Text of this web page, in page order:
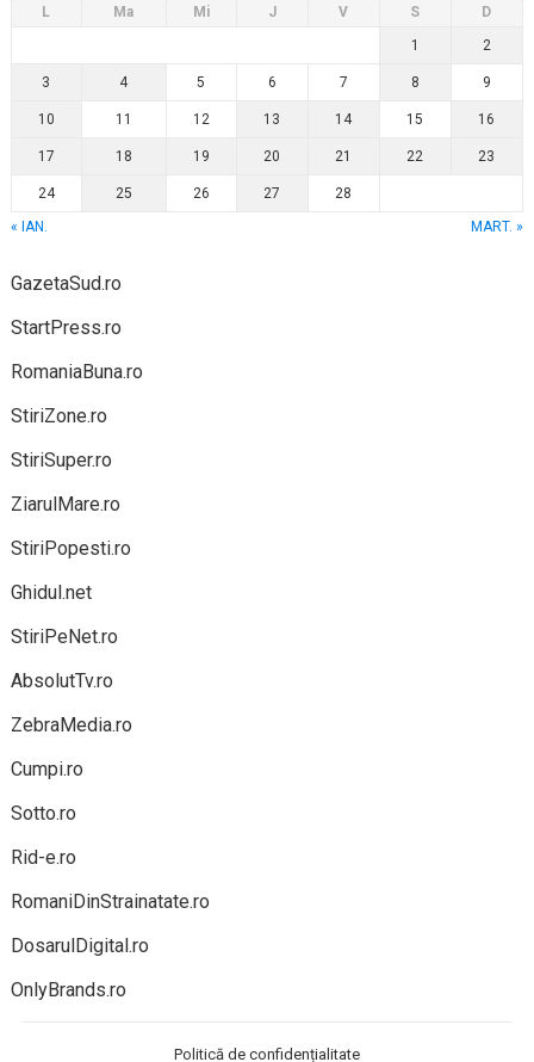
L Ma Mi J V S
D
1
2
3 4 5 6 7 8 9
10 11 12 13 14 15 16
17 18 19 20 21 22 23
24 25 26 27
28
« IAN.
MART. »
GazetaSud.ro
StartPress.ro
RomaniaBuna.ro
StiriZone.ro
StiriSuper.ro
ZiarulMare.ro
StiriPopesti.ro
Ghidul.net
StiriPeNet.ro
AbsolutTv.ro
ZebraMedia.ro
Cumpi.ro
Sotto.ro
Rid-e.ro
RomaniDinStrainatate.ro
DosarulDigital.ro
OnlyBrands.ro
Politică de confidențialitate